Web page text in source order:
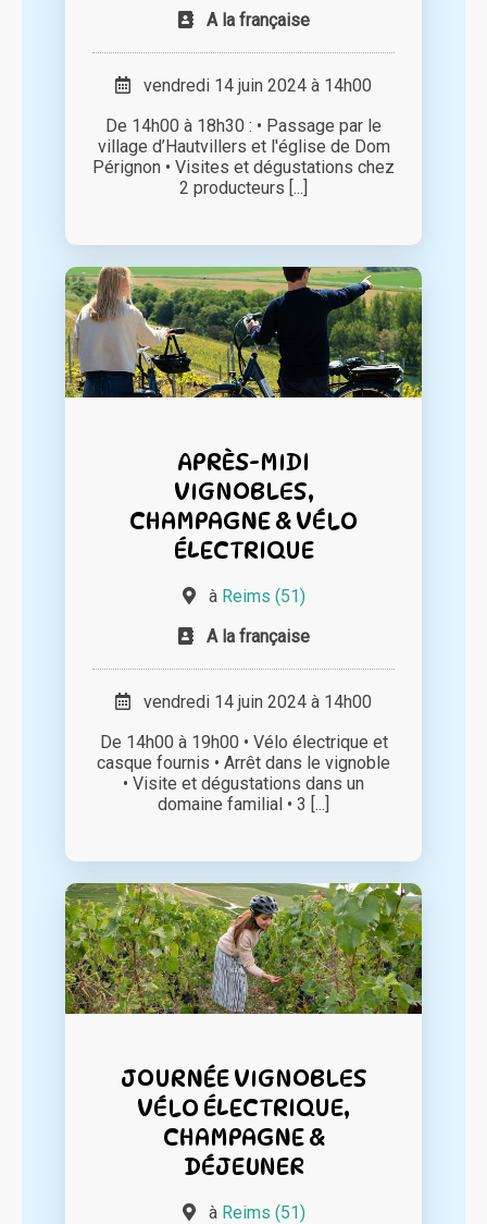
A la française
vendredi 14 juin 2024 à 14h00
De 14h00 à 18h30 : • Passage par le
village d’Hautvillers et l'église de Dom
Pérignon • Visites et dégustations chez
2 producteurs [...]
APRÈS-MIDI
VIGNOBLES,
CHAMPAGNE & VÉLO
ÉLECTRIQUE
à Reims (51)
A la française
vendredi 14 juin 2024 à 14h00
De 14h00 à 19h00 • Vélo électrique et
casque fournis • Arrêt dans le vignoble
• Visite et dégustations dans un
domaine familial • 3 [...]
JOURNÉE VIGNOBLES
VÉLO ÉLECTRIQUE,
CHAMPAGNE &
DÉJEUNER
à Reims (51)